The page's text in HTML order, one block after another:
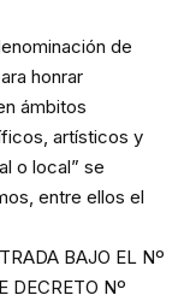
de
honrar
ámbitos
artísticos y
o local” se
entre ellos el
BAJO EL Nº
DECRETO Nº